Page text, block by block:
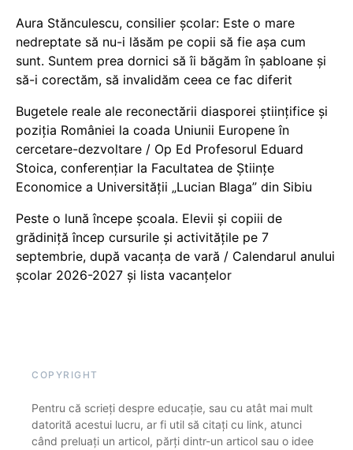
Aura Stănculescu, consilier școlar: Este o mare
nedreptate să nu-i lăsăm pe copii să fie așa cum
sunt. Suntem prea dornici să îi băgăm în șabloane și
să-i corectăm, să invalidăm ceea ce fac diferit
Bugetele reale ale reconectării diasporei științifice și
poziția României la coada Uniunii Europene în
cercetare-dezvoltare / Op Ed Profesorul Eduard
Stoica, conferențiar la Facultatea de Științe
Economice a Universității „Lucian Blaga” din Sibiu
Peste o lună începe școala. Elevii și copiii de
grădiniță încep cursurile și activitățile pe 7
septembrie, după vacanța de vară / Calendarul anului
școlar 2026-2027 și lista vacanțelor
COPYRIGHT
Pentru că scrieți despre educație, sau cu atât mai mult
datorită acestui lucru, ar fi util să citați cu link, atunci
când preluați un articol, părți dintr-un articol sau o idee